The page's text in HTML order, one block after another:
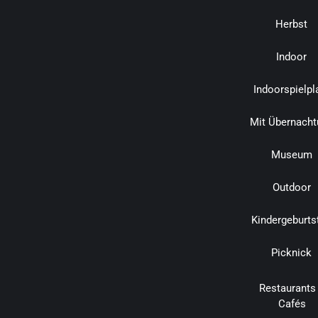
Herbst
Indoor
Mit
Museum
Outdoor
Picknick
Restaurants
Cafés